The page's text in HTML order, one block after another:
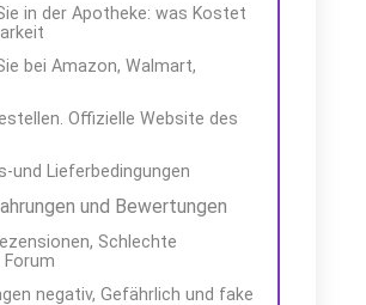
in der Apotheke: was Kostet
bei Amazon, Walmart,
Offizielle Website des
und Lieferbedingungen
und Bewertungen
Schlechte
Forum
negativ, Gefährlich und fake